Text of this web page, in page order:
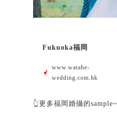
Fukuoka福岡
www.watabe-
wedding.com.hk
👆更多福岡婚攝的sample~